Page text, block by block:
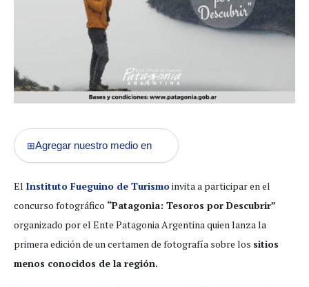
⊞Agregar nuestro medio en
El Instituto Fueguino de Turismoinvita a participar en el
concurso fotográfico “Patagonia: Tesoros por Descubrir”
organizado por el Ente Patagonia Argentina quien lanza la
primera edición de un certamen de fotografía sobre los sitios
menos conocidos de la región.